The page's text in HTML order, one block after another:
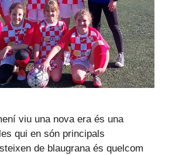
viu una nova era és una
qui en són principals
de blaugrana és quelcom